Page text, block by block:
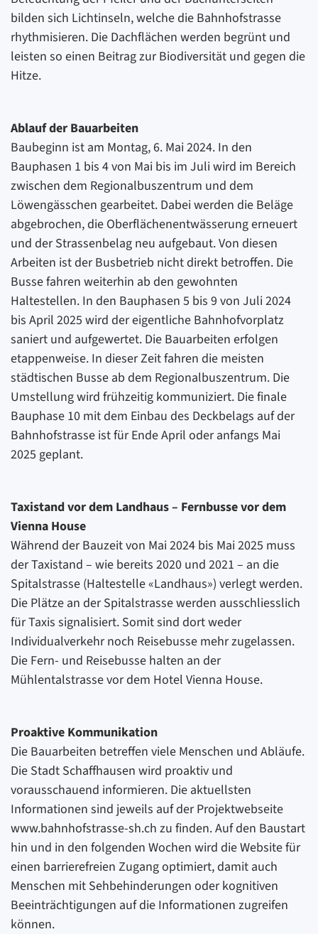
bilden sich Lichtinseln, welche die Bahnhofstrasse
rhythmisieren. Die Dachflächen werden begrünt und
leisten so einen Beitrag zur Biodiversität und gegen die
Hitze.
Ablauf der Bauarbeiten
Baubeginn ist am Montag, 6. Mai 2024. In den
Bauphasen 1 bis 4 von Mai bis im Juli wird im Bereich
zwischen dem Regionalbuszentrum und dem
Löwengässchen gearbeitet. Dabei werden die Beläge
abgebrochen, die Oberflächenentwässerung erneuert
und der Strassenbelag neu aufgebaut. Von diesen
Arbeiten ist der Busbetrieb nicht direkt betroffen. Die
Busse fahren weiterhin ab den gewohnten
Haltestellen. In den Bauphasen 5 bis 9 von Juli 2024
bis April 2025 wird der eigentliche Bahnhofvorplatz
saniert und aufgewertet. Die Bauarbeiten erfolgen
etappenweise. In dieser Zeit fahren die meisten
städtischen Busse ab dem Regionalbuszentrum. Die
Umstellung wird frühzeitig kommuniziert. Die finale
Bauphase 10 mit dem Einbau des Deckbelags auf der
Bahnhofstrasse ist für Ende April oder anfangs Mai
2025 geplant.
Taxistand vor dem Landhaus – Fernbusse vor dem
Vienna House
Während der Bauzeit von Mai 2024 bis Mai 2025 muss
der Taxistand – wie bereits 2020 und 2021 – an die
Spitalstrasse (Haltestelle «Landhaus») verlegt werden.
Die Plätze an der Spitalstrasse werden ausschliesslich
für Taxis signalisiert. Somit sind dort weder
Individualverkehr noch Reisebusse mehr zugelassen.
Die Fern- und Reisebusse halten an der
Mühlentalstrasse vor dem Hotel Vienna House.
Proaktive Kommunikation
Die Bauarbeiten betreffen viele Menschen und Abläufe.
Die Stadt Schaffhausen wird proaktiv und
vorausschauend informieren. Die aktuellsten
Informationen sind jeweils auf der Projektwebseite
www.bahnhofstrasse-sh.ch zu finden. Auf den Baustart
hin und in den folgenden Wochen wird die Website für
einen barrierefreien Zugang optimiert, damit auch
Menschen mit Sehbehinderungen oder kognitiven
Beeinträchtigungen auf die Informationen zugreifen
können.